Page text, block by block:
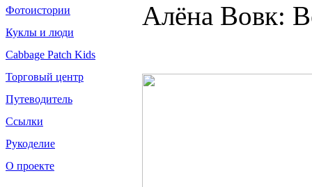
Фотоистории
Куклы и люди
Cabbage Patch Kids
Торговый центр
Путеводитель
Ссылки
Рукоделие
О проекте
Алёна Вовк: